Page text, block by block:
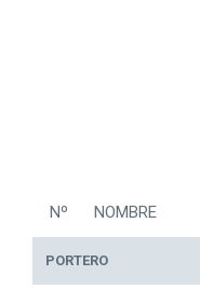
Nº NOMBRE
PORTERO